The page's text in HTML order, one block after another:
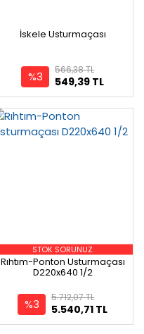
İskele Usturmaçası
%3 549,39 TL
566,38 TL
STOK SORUNUZ
Rıhtım-Ponton Usturmaçası
D220x640 1/2
%3 5.540,71 TL
5.712,07 TL